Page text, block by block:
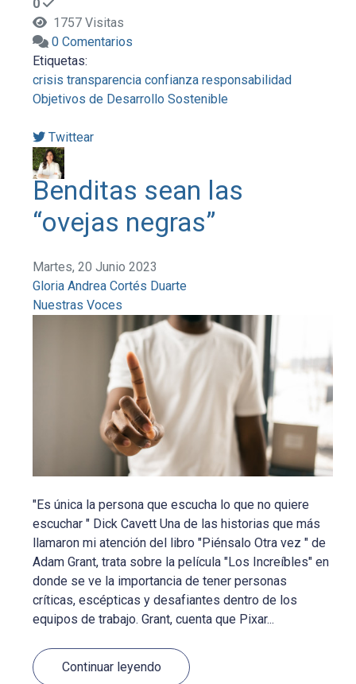
0
1757 Visitas
0 Comentarios
Etiquetas:
crisis transparencia confianza responsabilidad
Objetivos de Desarrollo Sostenible
Twittear
Benditas sean las
“ovejas negras”
Martes, 20 Junio 2023
Gloria Andrea Cortés Duarte
Nuestras Voces
"Es única la persona que escucha lo que no quiere
escuchar " Dick Cavett Una de las historias que más
llamaron mi atención del libro "Piénsalo Otra vez " de
Adam Grant, trata sobre la película "Los Increíbles" en
donde se ve la importancia de tener personas
críticas, escépticas y desafiantes dentro de los
equipos de trabajo. Grant, cuenta que Pixar...
Continuar leyendo